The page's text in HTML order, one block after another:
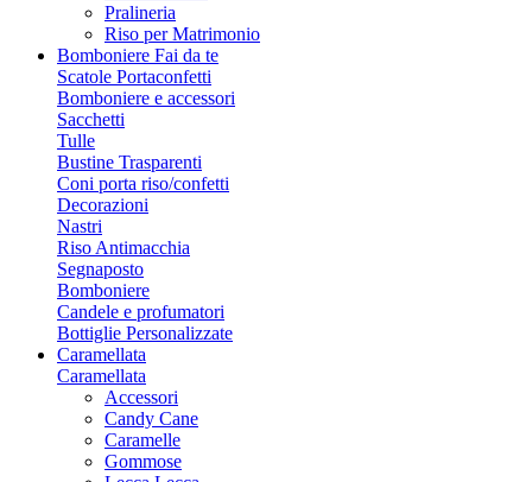
Pralineria
Riso per Matrimonio
Bomboniere Fai da te
Scatole Portaconfetti
Bomboniere e accessori
Sacchetti
Tulle
Bustine Trasparenti
Coni porta riso/confetti
Decorazioni
Nastri
Riso Antimacchia
Segnaposto
Bomboniere
Candele e profumatori
Bottiglie Personalizzate
Caramellata
Caramellata
Accessori
Candy Cane
Caramelle
Gommose